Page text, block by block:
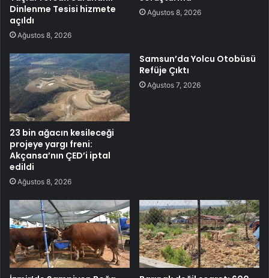
Dinlenme Tesisi hizmete
açıldı
Ağustos 8, 2026
Ağustos 8, 2026
23 bin ağacın kesileceği
projeye yargı freni:
Akçansa’nın ÇED’i iptal
edildi
Ağustos 8, 2026
Samsun’da Yolcu Otobüsü
Refüje Çıktı
Ağustos 7, 2026